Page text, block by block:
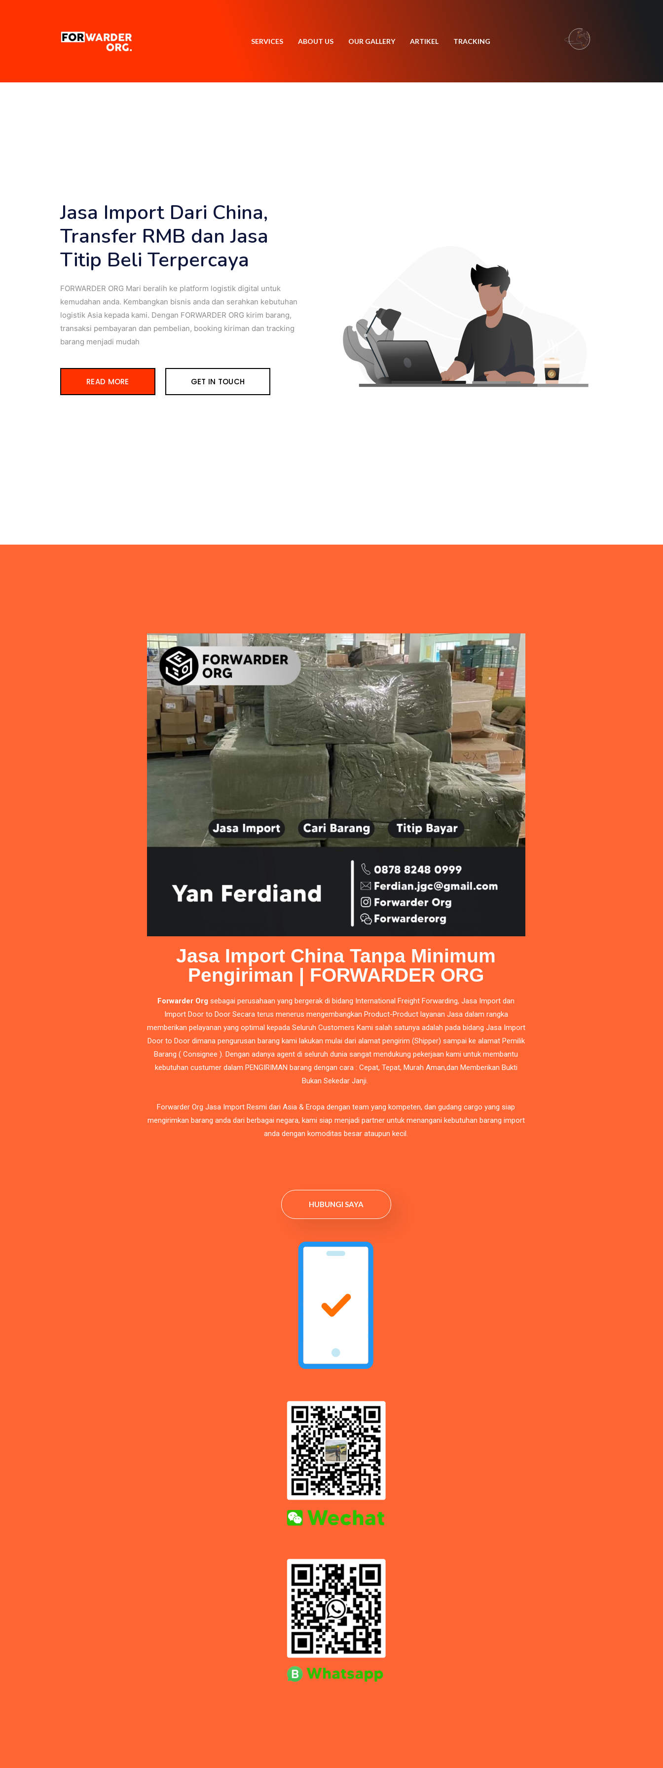
SERVICES ABOUT US OUR GALLERY ARTIKEL TRACKING
Jasa Import Dari China,
Transfer RMB dan Jasa
Titip Beli Terpercaya
FORWARDER ORG Mari beralih ke platform logistik digital untuk
kemudahan anda. Kembangkan bisnis anda dan serahkan kebutuhan
logistik Asia kepada kami. Dengan FORWARDER ORG kirim barang,
transaksi pembayaran dan pembelian, booking kiriman dan tracking
barang menjadi mudah
READ MORE GET IN TOUCH
Jasa Import China Tanpa Minimum
Pengiriman | FORWARDER ORG
Forwarder Org sebagai perusahaan yang bergerak di bidang International Freight Forwarding,Jasa Import dan
Import Door to DoorSecara terus menerus mengembangkan Product-Product layanan Jasa dalam rangka
memberikan pelayanan yang optimal kepada Seluruh Customers Kami salah satunya adalah pada bidang Jasa Import
Door to Door dimana pengurusan barang kami lakukan mulai dari alamat pengirim (Shipper) sampai ke alamat Pemilik
Barang ( Consignee ). Dengan adanya agent di seluruh dunia sangat mendukung pekerjaan kami untuk membantu
kebutuhan custumer dalam PENGIRIMAN barang dengan cara : Cepat, Tepat, Murah Aman,dan Memberikan Bukti
Bukan Sekedar Janji.
Forwarder Org Jasa Import Resmi dari Asia & Eropa dengan team yang kompeten, dan gudang cargo yang siap
mengirimkan barang anda dari berbagai negara, kami siap menjadi partner untuk menangani kebutuhan barang import
anda dengan komoditas besar ataupun kecil.
HUBUNGI SAYA